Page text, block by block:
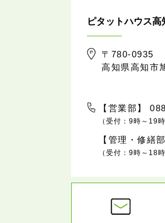
ピタットハウス高
〒780-0935
高知県高知市
【営業部】
（受付：9時～19
【管理・修繕
（受付：9時～18